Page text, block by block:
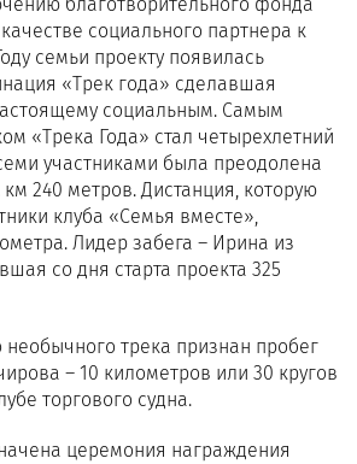
социального партнера к
семьи проекту появилась
«Трек года» сделавшая
социальным. Самым
«Трека Года» стал четырехлетний
участниками была преодолена
км 240 метров. Дистанция, которую
клуба «Семья вместе»,
Лидер забега – Ирина из
со дня старта проекта 325
необычного трека признан пробег
– 10 километров или 30 кругов
торгового судна.
церемония награждения